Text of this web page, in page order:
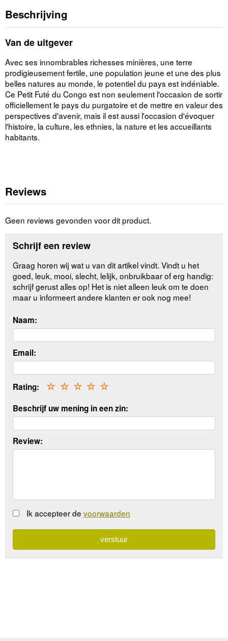
Beschrijving
Van de uitgever
Avec ses innombrables richesses minières, une terre
prodigieusement fertile, une population jeune et une des plus
belles natures au monde, le potentiel du pays est indéniable.
Ce Petit Futé du Congo est non seulement l'occasion de sortir
officiellement le pays du purgatoire et de mettre en valeur des
perspectives d'avenir, mais il est aussi l'occasion d'évoquer
l'histoire, la culture, les ethnies, la nature et les accueillants
habitants.
Reviews
Geen reviews gevonden voor dit product.
Schrijf een review
Graag horen wij wat u van dit artikel vindt. Vindt u het
goed, leuk, mooi, slecht, lelijk, onbruikbaar of erg handig:
schrijf gerust alles op! Het is niet alleen leuk om te doen
maar u informeert andere klanten er ook nog mee!
Naam:
Email:
Rating: ☆
☆
☆
☆
☆
Beschrijf uw mening in een zin:
Review:
Ik accepteer de voorwaarden